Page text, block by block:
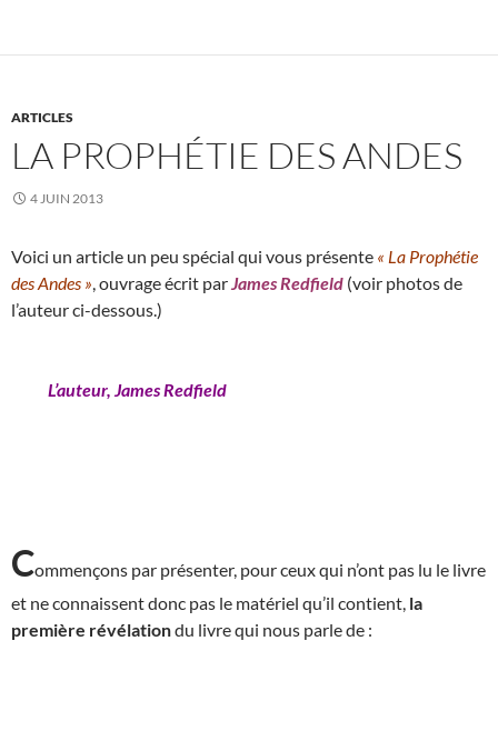
ARTICLES
LA PROPHÉTIE DES ANDES
4 JUIN 2013
Voici un article un peu spécial qui vous présente « La Prophétie
des Andes » , ouvrage écrit par James Redfield (voir photos de
l’auteur ci-dessous.)
L’auteur, James Redfield
Commençons par présenter, pour ceux qui n’ont pas lu le livre
et ne connaissent donc pas le matériel qu’il contient, la
première révélationdu livre qui nous parle de :